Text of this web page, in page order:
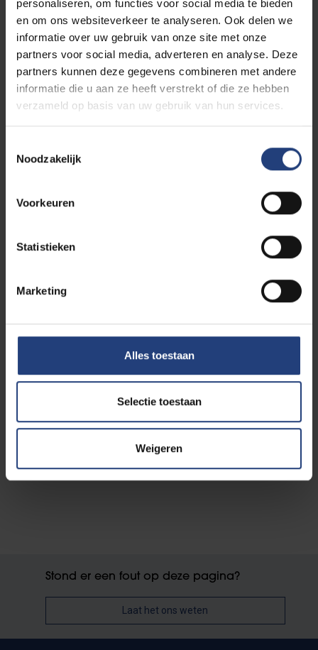
personaliseren, om functies voor social media te bieden
en om ons websiteverkeer te analyseren. Ook delen we
informatie over uw gebruik van onze site met onze
partners voor social media, adverteren en analyse. Deze
partners kunnen deze gegevens combineren met andere
informatie die u aan ze heeft verstrekt of die ze hebben
verzameld op basis van uw gebruik van hun services.
Noodzakelijk
Voorkeuren
Statistieken
Marketing
Alles toestaan
Selectie toestaan
Weigeren
Stond er een fout op deze pagina?
Laat het ons weten